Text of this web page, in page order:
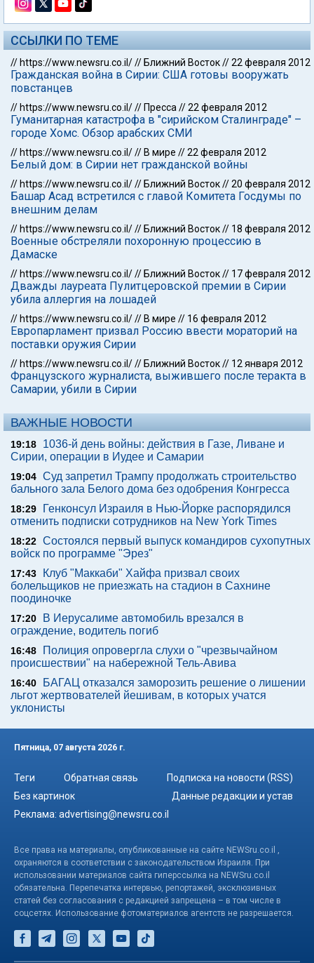
ССЫЛКИ ПО ТЕМЕ
// https://www.newsru.co.il/// Ближний Восток//22 февраля 2012
Гражданская война в Сирии: США готовы вооружать
повстанцев
// https://www.newsru.co.il/// Пресса //22 февраля 2012
Гуманитарная катастрофа в "сирийском Сталинграде" –
городе Хомс. Обзор арабских СМИ
// https://www.newsru.co.il/// В мире //22 февраля 2012
Белый дом: в Сирии нет гражданской войны
// https://www.newsru.co.il/// Ближний Восток//20 февраля 2012
Башар Асад встретился с главой Комитета Госдумы по
внешним делам
// https://www.newsru.co.il/// Ближний Восток// 18 февраля 2012
Военные обстреляли похоронную процессию в
Дамаске
// https://www.newsru.co.il/// Ближний Восток// 17 февраля 2012
Дважды лауреата Пулитцеровской премии в Сирии
убила аллергия на лошадей
// https://www.newsru.co.il/// В мире // 16 февраля 2012
Европарламент призвал Россию ввести мораторий на
поставки оружия Сирии
// https://www.newsru.co.il/// Ближний Восток// 12 января 2012
Французского журналиста, выжившего после теракта в
Самарии, убили в Сирии
ВАЖНЫЕ НОВОСТИ
19:18
1036-й день войны: действия в Газе, Ливане и
Сирии, операции в Иудее и Самарии
19:04 Суд запретил Трампу продолжать строительство
бального зала Белого дома без одобрения Конгресса
18:29
Генконсул Израиля в Нью-Йорке распорядился
отменить подписки сотрудников на New York Times
18:22 Состоялся первый выпуск командиров сухопутных
войск по программе "Эрез"
17:43
Клуб "Маккаби" Хайфа призвал своих
болельщиков не приезжать на стадион в Сахнине
поодиночке
17:20
В Иерусалиме автомобиль врезался в
ограждение, водитель погиб
16:48
Полиция опровергла слухи о "чрезвычайном
происшествии" на набережной Тель-Авива
16:40
БАГАЦ отказался заморозить решение о лишении
льгот жертвователей йешивам, в которых учатся
уклонисты
Пятница, 07 августа 2026 г.
Теги Обратная связь
Подписка на новости (RSS)
Без картинок
Данные редакции и устав
Реклама: advertising@newsru.co.il
Все права на материалы, опубликованные на сайте NEWSru.co.il ,
охраняются в соответствии с законодательством Израиля. При
использовании материалов сайта гиперссылка на NEWSru.co.il
обязательна. Перепечатка интервью, репортажей, эксклюзивных
статей без согласования с редакцией запрещена – в том числе в
соцсетях. Использование фотоматериалов агентств не разрешается.